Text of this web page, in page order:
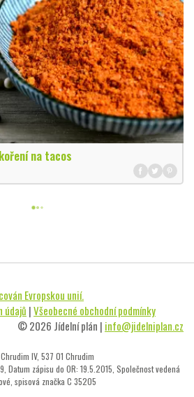
na tacos
Evropskou unií.
údajů |Všeobecné obchodní podmínky
© 2026 Jídelní plán | info@jidelniplan.cz
IV, 537 01 Chrudim
Datum zápisu do OR: 19.5.2015, Společnost vedená
spisová značka C 35205